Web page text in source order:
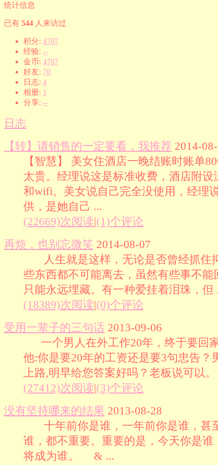
统计信息
已有 544 人来访过
积分: 4707
经验: --
金币: 4707
好友: 70
日志: 4
相册: 1
分享: --
日志
【转】请销售的一定要看，我推荐 2014-
【智慧】 美女住酒店一晚结账时账单
太贵。经理说这是标准收费，酒店附设
和wifi。美女说自己完全没使用，经理
供，是她自己 ...
(22669)次阅读|(1)个评论
再烦，也别忘微笑 2014-08-07
人生就是这样，无论是否曾经抓住
些东西都不可能离去，虽然有些事不能
只能永远埋藏。有一种爱挂着泪珠，但
(18389)次阅读|(0)个评论
受用一辈子的三句话 2013-09-06
一个男人在外工作20年，终于要回
他:你是要20年的工资还是要3句忠告？
上路,明早给您答案好吗？老板说可以
(27412)次阅读|(3)个评论
没有坚持哪来的结果 2013-08-28
十年前你是谁，一年前你是谁，甚
谁，都不重要。重要的是，今天你是谁
将成为谁。 & ...